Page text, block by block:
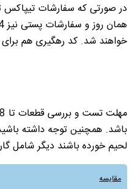
خواهند شد. کد رهگیری هم
باشد. همچنین توجه داشته
لحیم خورده باشند دیگر شامل
مقایسه